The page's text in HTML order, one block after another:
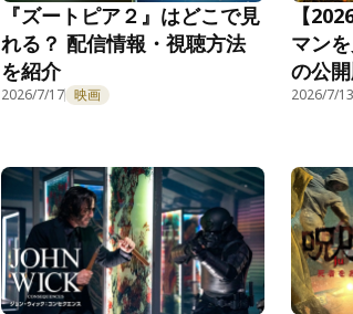
『ズートピア２』はどこで見
れる？ 配信情報・視聴方法
を紹介
2026/7/17 映画
【
マン
の公
2026/7/13